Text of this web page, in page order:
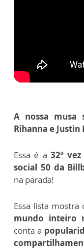
A nossa musa
Rihanna e Justin
Essa é a 32ª
social 50 da
na parada!
Essa lista mostra
mundo inteiro
conta a